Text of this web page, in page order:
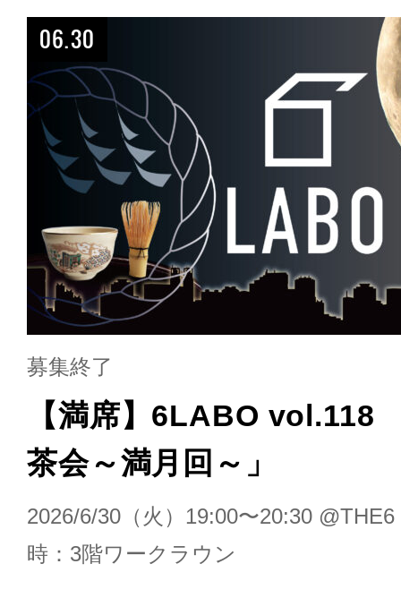
06.30
募集終了
【満席】6LABO vol.118
茶会～満月回～」
2026/6/30（火）19:00〜20:30
時：3階ワークラウン